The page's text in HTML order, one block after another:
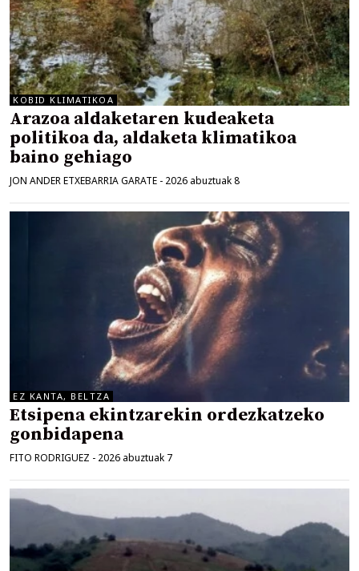
KOBID KLIMATIKOA
Arazoa aldaketaren kudeaketa
politikoa da, aldaketa klimatikoa
baino gehiago
JON ANDER ETXEBARRIA GARATE - 2026 abuztuak 8
EZ KANTA, BELTZA
Etsipena ekintzarekin ordezkatzeko
gonbidapena
FITO RODRIGUEZ - 2026 abuztuak 7